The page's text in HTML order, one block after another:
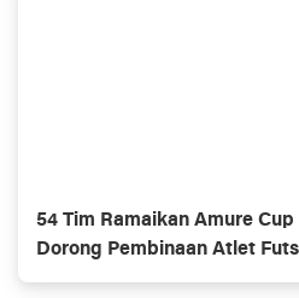
54 Tim Ramaikan Amure
Dorong Pembinaan Atlet